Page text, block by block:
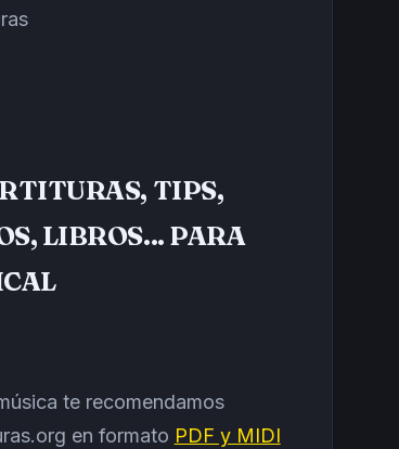
TIPS,
LIBROS... PARA
te recomendamos
en formato PDF y MIDI